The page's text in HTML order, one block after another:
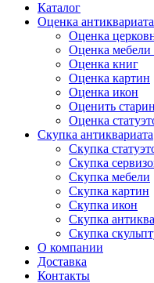
Каталог
Оценка антиквариата
Оценка
Оценка мебели
Оценка книг
Оценка картин
Оценка икон
Оценить
Оценка
Скупка антиквариата
Скупка
Скупка
Скупка мебели
Скупка картин
Скупка икон
Скупка
Скупка
О компании
Доставка
Контакты